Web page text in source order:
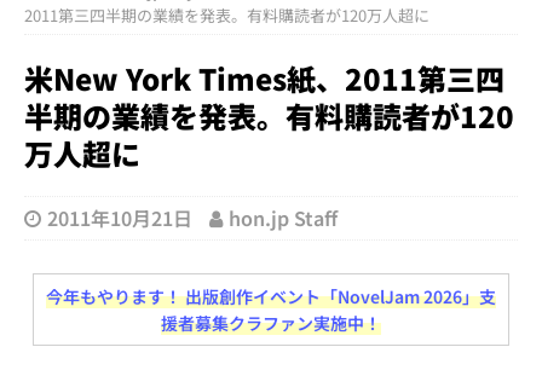
2011第三四半期の業績を発表。有料購読者が120万人超に
米New York Times紙、2011第三四
半期の業績を発表。有料購読者が120
万人超に
2011年10月21日 hon.jp Staff
今年もやります！ 出版創作イベント「NovelJam 2026」支
援者募集クラファン実施中！